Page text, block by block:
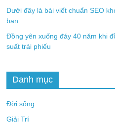
Dưới đây là bài viết chuẩn SEO
bạn.
Đồng yên xuống đáy 40 năm khi
suất trái phiếu
Danh mục
Đời sống
Giải Trí